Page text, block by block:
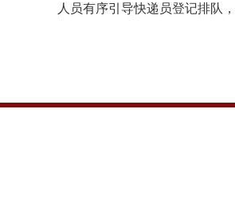
人员有序引导快递员登记排队